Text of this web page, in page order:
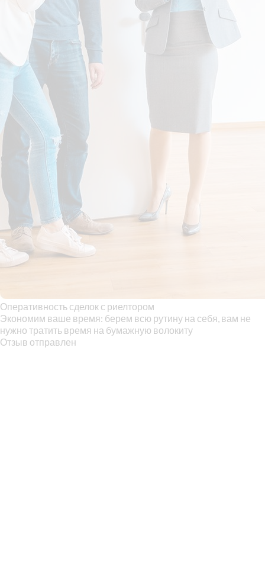
Оперативность сделок с риелтором
Экономим ваше время: берем всю рутину на себя, вам не
нужно тратить время на бумажную волокиту
Отзыв отправлен